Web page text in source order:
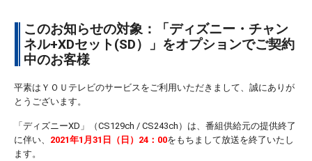
このお知らせの対象：「ディズニー・チャン
ネル+XDセット(SD）」をオプションでご契約
中のお客様
平素はＹＯＵテレビのサービスをご利用いただきまして、誠にありが
とうございます。
「ディズニーXD」（CS129ch / CS243ch）は、番組供給元の提供終了
に伴い、 2021年1月31日（日）24：00をもちまして放送を終了いたし
ます。